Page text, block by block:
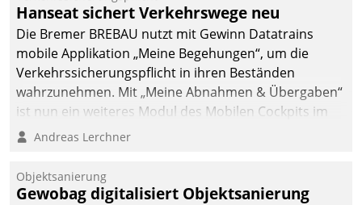
Wohnungsbau- und
Immobilien GmbH hat
sich dabei für den Betrieb
der Lösung über die SAP
Cloud Platform
entschieden - als erstes
Unternehmen am
Hanseat sichert Verkehrswege neu
Die Bremer BREBAU nutzt mit Gewinn Datatrains
mobile Applikation „Meine Begehungen“, um die
Verkehrssicherungspflicht in ihren Beständen
wahrzunehmen. Mit „Meine Abnahmen & Übergaben“
ist nun ein weiteres Modul des Mobilen Cockpits im
Einsatz.
Andreas Lerchner
Objektsanierung
Gewobag digitalisiert Objektsanierung